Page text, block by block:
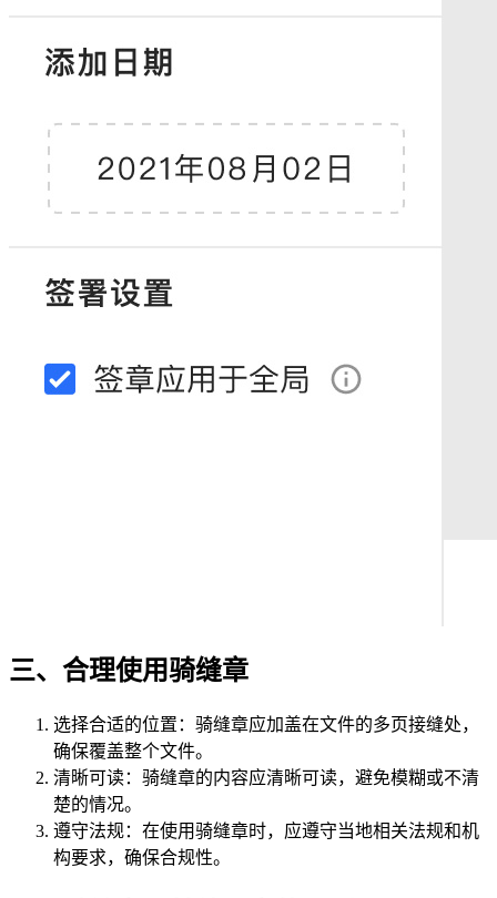
三、合理使用骑缝章
选择合适的位置：骑缝章应加盖在文件的多页接缝处，
确保覆盖整个文件。
清晰可读：骑缝章的内容应清晰可读，避免模糊或不清
楚的情况。
遵守法规：在使用骑缝章时，应遵守当地相关法规和机
构要求，确保合规性。